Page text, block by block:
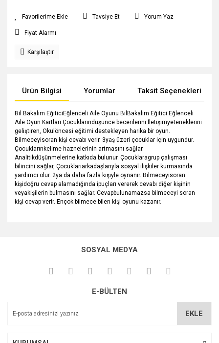
Tavsiye Et Yorum Yaz
Fiyat Alarmı
Karşılaştır
Ürün Bilgisi Yorumlar Taksit Seçenekleri
Bil Bakalım EğiticiEğlenceli Aile Oyunu BilBakalım Eğitici Eğlenceli
Aile Oyun Kartları Çocuklarındüşünce becerilerini İletişimyeteneklerini
geliştiren, Okulöncesi eğitimi destekleyen harika bir oyun.
Bilmeceyisoran kişi cevabı verir. 3yaş üzeri çocuklar için uygundur.
Çocuklarınkelime haznelerinin artmasını sağlar.
Analitikdüşünmelerine katkıda bulunur. Çocuklaragrup çalışması
bilincini sağlar, Çocuklarıarkadaşlarıyla sosyal ilişkiler kurmasında
yardımcı olur. 2ya da daha fazla kişiyle oynanır. Bilmeceyisoran
kişidoğru cevap alamadığında ipuçları vererek cevabı diğer kişinin
veyakişilerin bulmasını sağlar. Cevapbulunamazsa bilmeceyi soran
kişi cevap verir. Ençok bilmece bilen kişi oyunu kazanır.
kullanarak tarafımıza iletebilirsiniz.
Görüş ve önerileriniz için teşekkür ederiz.
Ürün açıklamasında eksik bilgiler bulunuyor.
SOSYAL MEDYA
E-BÜLTEN
EKLE